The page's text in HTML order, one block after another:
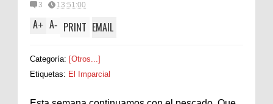
3 13:51:00
A+ A- PRINT EMAIL
Categoría: [Otros...]
Etiquetas: El Imparcial